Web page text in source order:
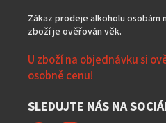
Zákaz prodeje alkoholu osobám
zboží je ověřován věk.
U zboží na objednávku si
osobně cenu!
SLEDUJTE NÁS NA